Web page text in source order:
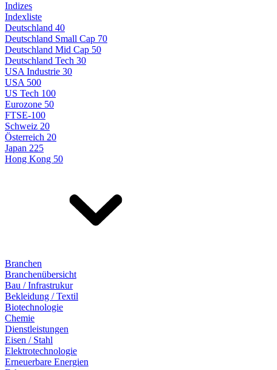
Indizes
Indexliste
Deutschland 40
Deutschland Small Cap 70
Deutschland Mid Cap 50
Deutschland Tech 30
USA Industrie 30
USA 500
US Tech 100
Eurozone 50
FTSE-100
Schweiz 20
Österreich 20
Japan 225
Hong Kong 50
Branchen
Branchenübersicht
Bau / Infrastrukur
Bekleidung / Textil
Biotechnologie
Chemie
Dienstleistungen
Eisen / Stahl
Elektrotechnologie
Erneuerbare Energien